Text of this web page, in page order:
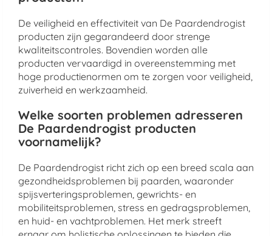
De veiligheid en effectiviteit van De Paardendrogist
producten zijn gegarandeerd door strenge
kwaliteitscontroles. Bovendien worden alle
producten vervaardigd in overeenstemming met
hoge productienormen om te zorgen voor veiligheid,
zuiverheid en werkzaamheid.
Welke soorten problemen adresseren
De Paardendrogist producten
voornamelijk?
De Paardendrogist richt zich op een breed scala aan
gezondheidsproblemen bij paarden, waaronder
spijsverteringsproblemen, gewrichts- en
mobiliteitsproblemen, stress en gedragsproblemen,
en huid- en vachtproblemen. Het merk streeft